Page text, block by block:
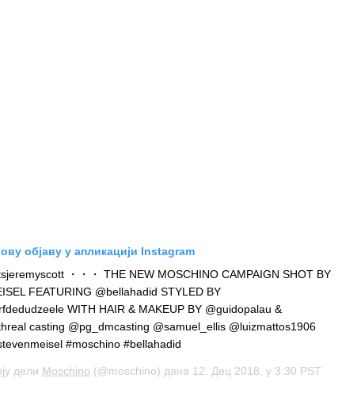
ову објаву у апликацији Instagram
・・・ THE NEW MOSCHINO CAMPAIGN SHOT BY
FEATURING @bellahadid STYLED BY
WITH HAIR & MAKEUP BY @guidopalau &
casting @pg_dmcasting @samuel_ellis @luizmattos1906
#moschino #bellahadid
дели Moschino (@moschino) дана 12. Дец 2018. у 3:30 PST